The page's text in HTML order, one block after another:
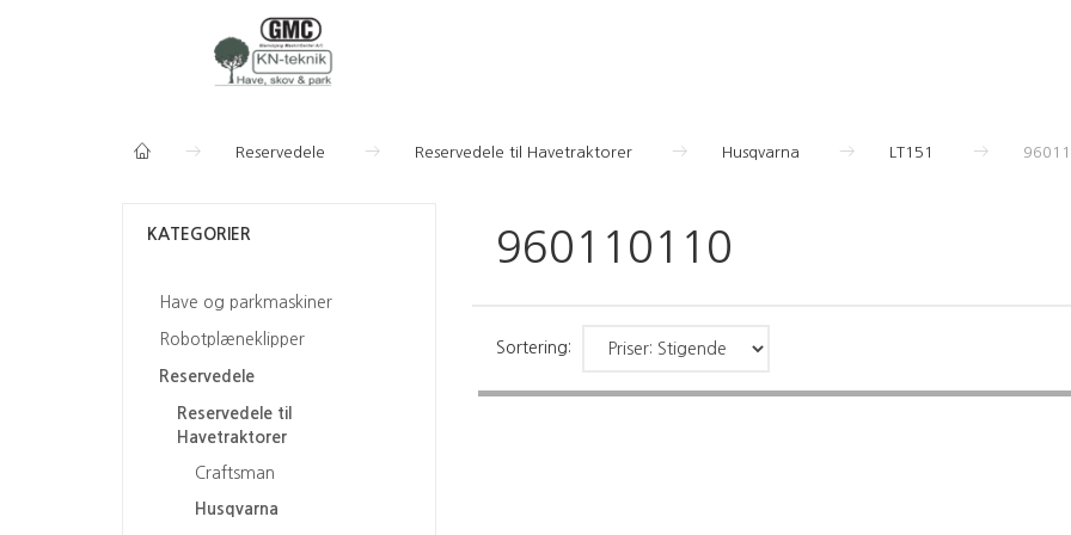
Reservedele Reservedele til Havetraktorer Husqvarna LT151
KATEGORIER
Have og parkmaskiner
Robotplæneklipper
Reservedele
Reservedele til
Havetraktorer
Craftsman
Husqvarna
960110110
Sortering: